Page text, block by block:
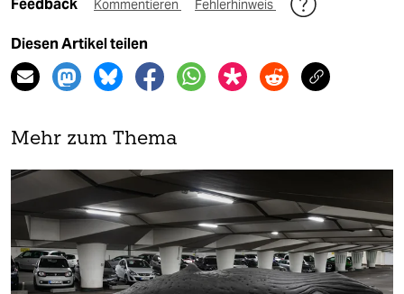
Feedback Kommentieren Fehlerhinweis
Diesen Artikel teilen
Mehr zum Thema